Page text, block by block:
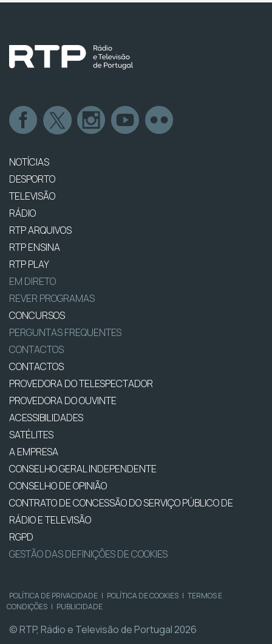
NOTÍCIAS
DESPORTO
TELEVISÃO
RÁDIO
RTP ARQUIVOS
RTP ENSINA
RTP PLAY
EM DIRETO
REVER PROGRAMAS
CONCURSOS
PERGUNTAS FREQUENTES
CONTACTOS
CONTACTOS
PROVEDORA DO TELESPECTADOR
PROVEDORA DO OUVINTE
ACESSIBILIDADES
SATÉLITES
A EMPRESA
CONSELHO GERAL INDEPENDENTE
CONSELHO DE OPINIÃO
CONTRATO DE CONCESSÃO DO SERVIÇO PÚBLICO DE
RÁDIO E TELEVISÃO
RGPD
GESTÃO DAS DEFINIÇÕES DE COOKIES
POLÍTICA DE PRIVACIDADE | POLÍTICA DE COOKIES | TERMOS E
CONDIÇÕES | PUBLICIDADE
© RTP, Rádio e Televisão de Portugal 2026